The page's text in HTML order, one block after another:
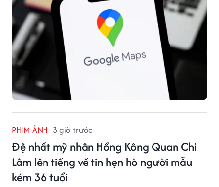
PHIM ẢNH 3 giờ trước
Đệ nhất mỹ nhân Hồng Kông Quan Chi
Lâm lên tiếng về tin hẹn hò người mẫu
kém 36 tuổi